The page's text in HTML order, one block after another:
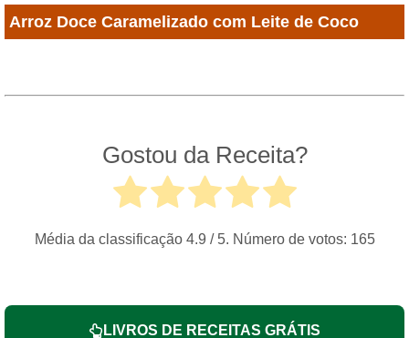
Arroz Doce Caramelizado com Leite de Coco
Gostou da Receita?
Média da classificação 4.9 / 5. Número de votos: 165
LIVROS DE RECEITAS GRÁTIS